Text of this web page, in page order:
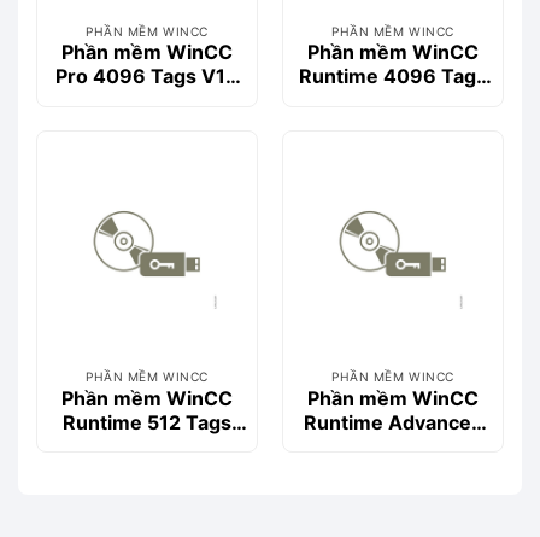
PHẦN MỀM WINCC
Phần mềm WinCC
Pro 4096 Tags V14
PHẦN MỀM WINCC
Phần mềm WinCC
Runtime 4096 Tags
PHẦN MỀM WINCC
Phần mềm WinCC
Runtime 512 Tags
PHẦN MỀM WINCC
Phần mềm WinCC
Runtime Advanced